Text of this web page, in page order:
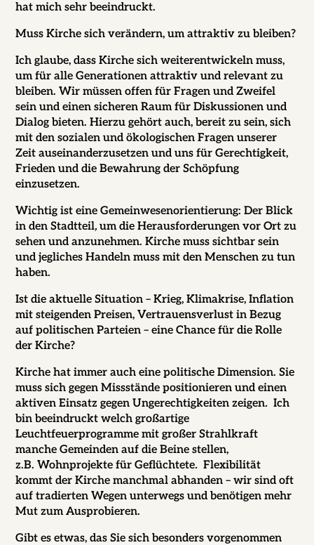
hat mich sehr beeindruckt.
Muss Kirche sich verändern, um attraktiv zu bleiben?
Ich glaube, dass Kirche sich weiterentwickeln muss,
um für alle Generationen attraktiv und relevant zu
bleiben. Wir müssen offen für Fragen und Zweifel
sein und einen sicheren Raum für Diskussionen und
Dialog bieten. Hierzu gehört auch, bereit zu sein, sich
mit den sozialen und ökologischen Fragen unserer
Zeit auseinanderzusetzen und uns für Gerechtigkeit,
Frieden und die Bewahrung der Schöpfung
einzusetzen.
Wichtig ist eine Gemeinwesenorientierung: Der Blick
in den Stadtteil,um die Herausforderungen vor Ort zu
sehen und anzunehmen. Kirche muss sichtbar sein
und jegliches Handeln muss mit den Menschen zu tun
haben.
Ist die aktuelle Situation – Krieg, Klimakrise, Inflation
mit steigenden Preisen, Vertrauensverlust in Bezug
auf politischen Parteien – eine Chance für die Rolle
der Kirche?
Kirche hat immer auch eine politische Dimension. Sie
muss sich gegen Missstände positionieren und einen
aktiven Einsatz gegen Ungerechtigkeiten zeigen.Ich
bin beeindruckt welch großartige
Leuchtfeuerprogramme mit großer Strahlkraft
manche Gemeinden auf die Beine stellen,
z.B. Wohnprojekte für Geflüchtete.Flexibilität
kommt der Kirche manchmal abhanden – wir sind oft
auf tradierten Wegen unterwegs und benötigen mehr
Mut zum Ausprobieren.
Gibt es etwas, das Sie sich besonders vorgenommen